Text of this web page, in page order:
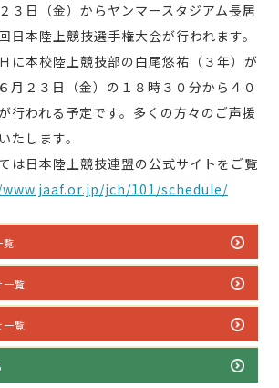
３日（金）からヤンマースタジアム長居
日本陸上競技選手権大会が行われます。
に本校陸上競技部の白尾悠祐（３年）が
月２３日（金）の１８時３０分から４０
行われる予定です。多くの方々のご声援
たします。
は日本陸上競技連盟の公式サイトをご覧
jch/101/schedule/
覧
一覧
一覧